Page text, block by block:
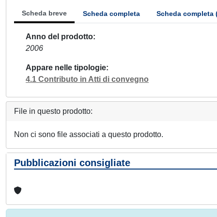
Scheda breve Scheda completa Scheda completa
Anno del prodotto
2006
Appare nelle tipologie
4.1 Contributo in Atti di convegno
File in questo prodotto:
Non ci sono file associati a questo prodotto.
Pubblicazioni consigliate